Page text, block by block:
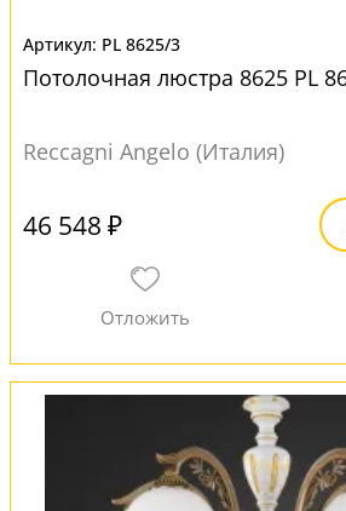
PL 8625/3
Потолочная люстра 8625 PL
Reccagni Angelo (Италия)
46 548 ₽